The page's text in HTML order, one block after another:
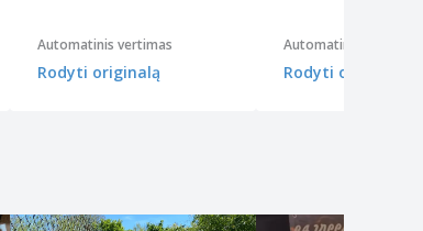
Automatinis vertimas
Rodyti originalą
Automatinis vertimas
Rodyti originalą